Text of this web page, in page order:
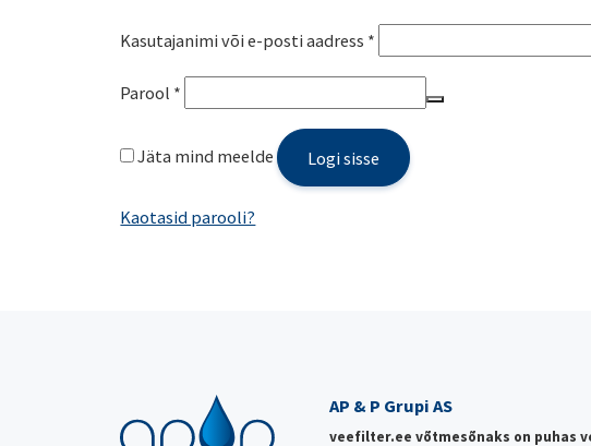
Kasutajanimi või e-posti aadress *
Parool *
Jäta mind meelde Logi sisse
Kaotasid parooli?
AP & P Grupi AS
veefilter.ee võtmesõnaks on puhas